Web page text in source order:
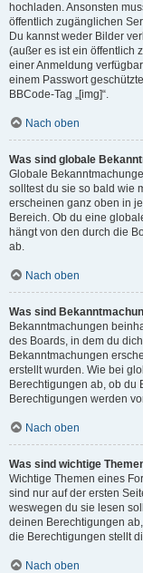
hochladen. Ansonsten
öffentlich zugänglichen
Du kannst weder Bilder
(außer es ist ein öffentlich
einer Anmeldung
einem Passwort
BBCode-Tag „[img]“.
Nach oben
Was sind globale
Globale
solltest du sie so bald wie
erscheinen ganz oben in
Bereich. Ob du eine
hängt von den durch die
ab.
Nach oben
Was sind
Bekanntmachungen
des Boards, in dem du
Bekanntmachungen
erstellt wurden. Wie bei
Berechtigungen ab, ob du
Berechtigungen werden
Nach oben
Was sind wichtige
Wichtige Themen eines
sind nur auf der ersten
weswegen du sie lesen
deinen Berechtigungen
die Berechtigungen stellt
Nach oben